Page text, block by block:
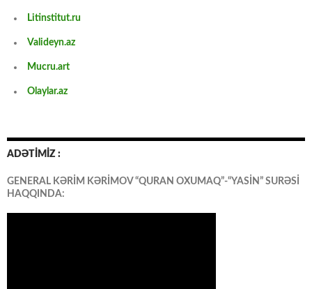
Litinstitut.ru
Valideyn.az
Mucru.art
Olaylar.az
ADƏTİMİZ :
GENERAL KƏRİM KƏRİMOV “QURAN OXUMAQ”-“YASİN” SURƏSİ
HAQQINDA: